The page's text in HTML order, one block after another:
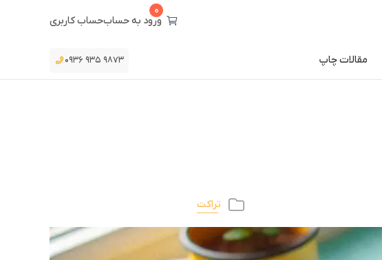
0
ورود به حسابحساب کاربری
مقالات چاپ ۰۹۳۶ ۹۳۵ ۹۸۷۳
تراکت